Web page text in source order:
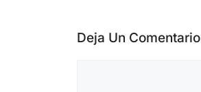
Deja Un Comentario